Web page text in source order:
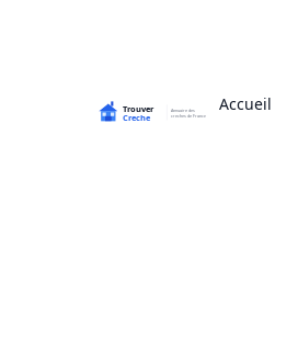
Accueil